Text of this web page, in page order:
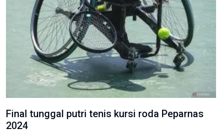
Final tunggal putri tenis kursi roda Peparnas
2024